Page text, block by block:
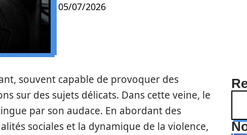
05/07/2026
souvent capable de provoquer des
sur des sujets délicats. Dans cette veine, le
par son audace. En abordant des
sociales et la dynamique de la violence,